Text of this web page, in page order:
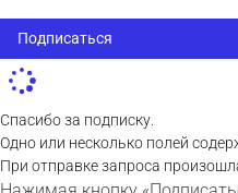
Подписаться
Спасибо за подписку.
Одно или несколько полей
При отправке запроса